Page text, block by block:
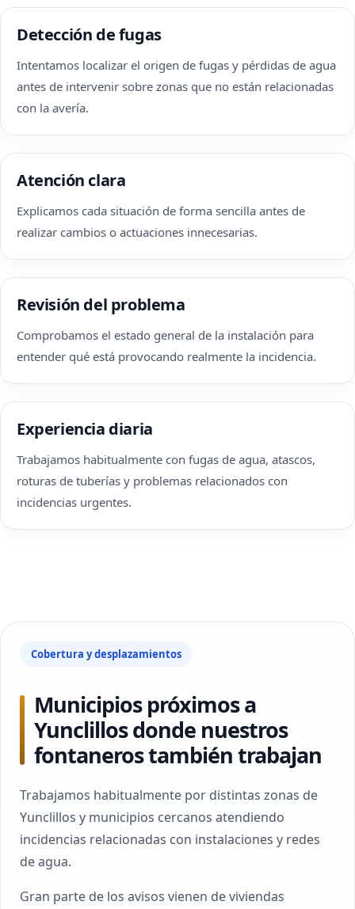
Detección de fugas
Intentamos localizar el origen de fugas y pérdidas de agua
antes de intervenir sobre zonas que no están relacionadas
con la avería.
Atención clara
Explicamos cada situación de forma sencilla antes de
realizar cambios o actuaciones innecesarias.
Revisión del problema
Comprobamos el estado general de la instalación para
entender qué está provocando realmente la incidencia.
Experiencia diaria
Trabajamos habitualmente con fugas de agua, atascos,
roturas de tuberías y problemas relacionados con
incidencias urgentes.
Cobertura y desplazamientos
Municipios próximos a
Yunclillos donde nuestros
fontaneros también trabajan
Trabajamos habitualmente por distintas zonas de
Yunclillos y municipios cercanos atendiendo
incidencias relacionadas con instalaciones y redes
de agua.
Gran parte de los avisos vienen de viviendas